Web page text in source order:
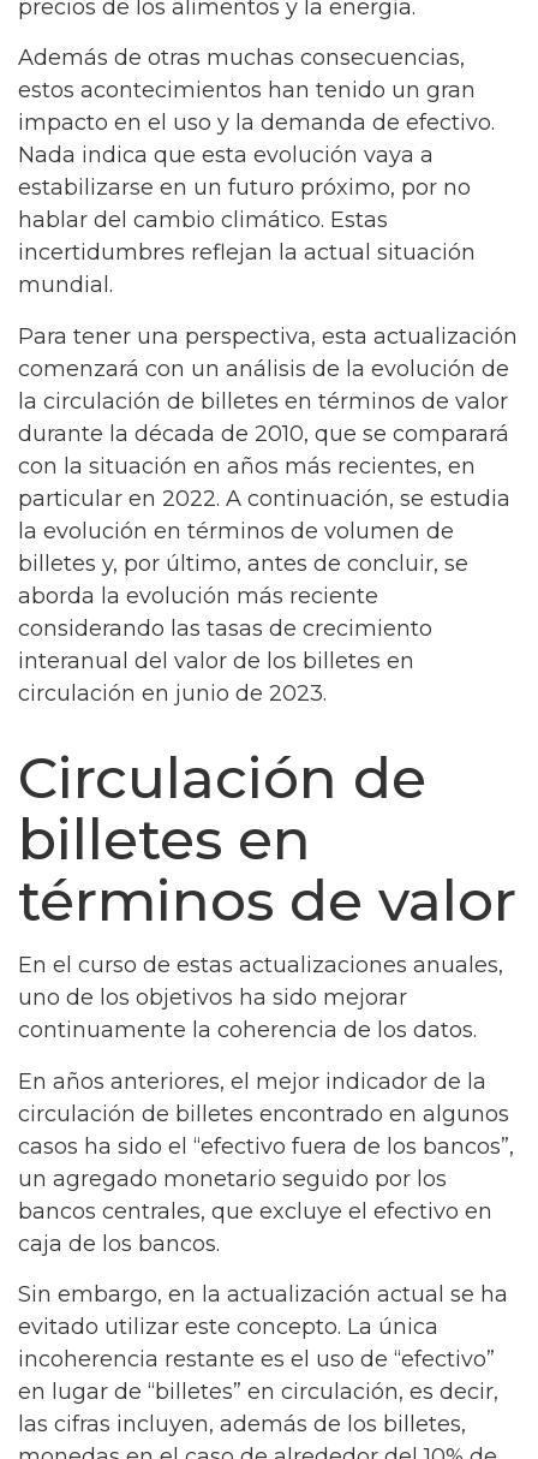
precios de los alimentos y la energía.
Además de otras muchas consecuencias,
estos acontecimientos han tenido un gran
impacto en el uso y la demanda de efectivo.
Nada indica que esta evolución vaya a
estabilizarse en un futuro próximo, por no
hablar del cambio climático. Estas
incertidumbres reflejan la actual situación
mundial.
Para tener una perspectiva, esta actualización
comenzará con un análisis de la evolución de
la circulación de billetes en términos de valor
durante la década de 2010, que se comparará
con la situación en años más recientes, en
particular en 2022. A continuación, se estudia
la evolución en términos de volumen de
billetes y, por último, antes de concluir, se
aborda la evolución más reciente
considerando las tasas de crecimiento
interanual del valor de los billetes en
circulación en junio de 2023.
Circulación de
billetes en
términos de valor
En el curso de estas actualizaciones anuales,
uno de los objetivos ha sido mejorar
continuamente la coherencia de los datos.
En años anteriores, el mejor indicador de la
circulación de billetes encontrado en algunos
casos ha sido el “efectivo fuera de los bancos”,
un agregado monetario seguido por los
bancos centrales, que excluye el efectivo en
caja de los bancos.
Sin embargo, en la actualización actual se ha
evitado utilizar este concepto. La única
incoherencia restante es el uso de “efectivo”
en lugar de “billetes” en circulación, es decir,
las cifras incluyen, además de los billetes,